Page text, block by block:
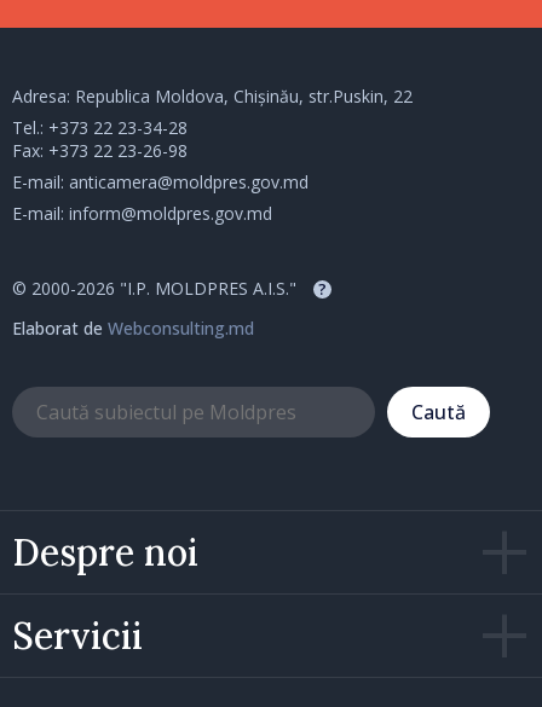
Despre noi
Servicii
Adresa: Republica Moldova, Chișinău, str.Puskin, 22
Tel.: +373 22 23-34-28
Fax: +373 22 23-26-98
E-mail: anticamera@moldpres.gov.md
E-mail: inform@moldpres.gov.md
© 2000-2026 "I.P. MOLDPRES A.I.S." ?
Elaborat de Webconsulting.md
Caută